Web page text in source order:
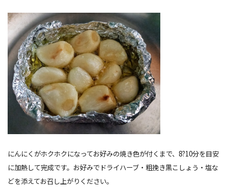
にんにくがホクホクになってお好みの焼き色が付くまで、8?10分を目安
に加熱して完成です。お好みでドライハーブ・粗挽き黒こしょう・塩な
どを添えてお召し上がりください。